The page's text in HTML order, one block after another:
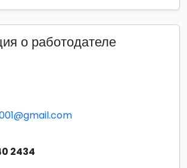
о работодателе
2434